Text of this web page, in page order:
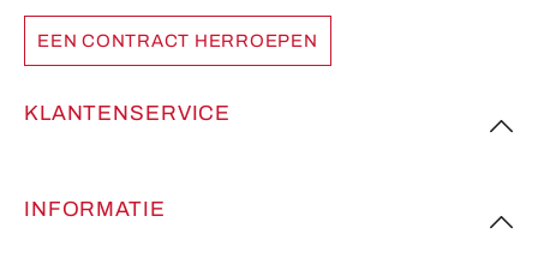
EEN CONTRACT HERROEPEN
KLANTENSERVICE
INFORMATIE